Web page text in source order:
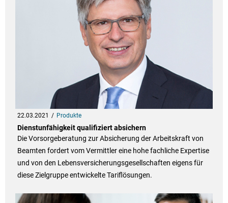
22.03.2021 Produkte
Dienstunfähigkeit qualifiziert absichern
Die Vorsorgeberatung zur Absicherung der Arbeitskraft von
Beamten fordert vom Vermittler eine hohe fachliche Expertise
und von den Lebensversicherungsgesellschaften eigens für
diese Zielgruppe entwickelte Tariflösungen.